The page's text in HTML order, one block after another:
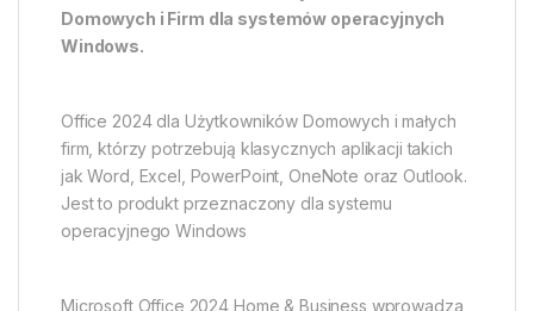
Domowych i Firm dla systemów operacyjnych
Windows.
Office 2024 dla Użytkowników Domowych i małych
firm, którzy potrzebują klasycznych aplikacji takich
jak Word, Excel, PowerPoint, OneNote oraz Outlook.
Jest to produkt przeznaczony dla systemu
operacyjnego Windows
Microsoft Office 2024 Home & Business wprowadza